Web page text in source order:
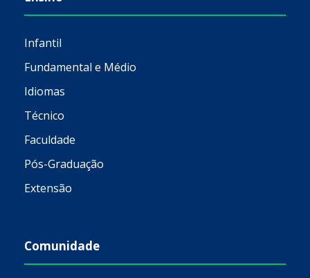
Infantil
Fundamental e Médio
Idiomas
Técnico
Faculdade
Pós-Graduação
Extensão
Comunidade